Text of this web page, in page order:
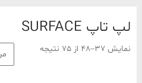
لپ تاپ SURFACE
نمایش 37–48 از 75 نتیجه